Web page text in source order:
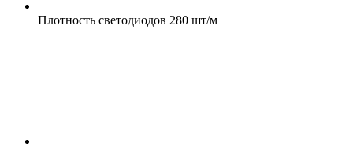
Плотность светодиодов 280 шт/м